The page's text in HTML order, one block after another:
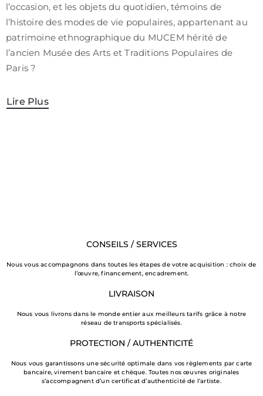
l’occasion, et les objets du quotidien, témoins de
l’histoire des modes de vie populaires, appartenant au
patrimoine ethnographique du MUCEM hérité de
l’ancien Musée des Arts et Traditions Populaires de
Paris ?
Lire Plus
CONSEILS / SERVICES
Nous vous accompagnons dans toutes les étapes de votre acquisition : choix de
l’œuvre, financement, encadrement.
LIVRAISON
Nous vous livrons dans le monde entier aux meilleurs tarifs grâce à notre
réseau de transports spécialisés.
PROTECTION / AUTHENTICITÉ
Nous vous garantissons une sécurité optimale dans vos règlements par carte
bancaire, virement bancaire et chèque. Toutes nos œuvres originales
s’accompagnent d’un certificat d’authenticité de l’artiste.